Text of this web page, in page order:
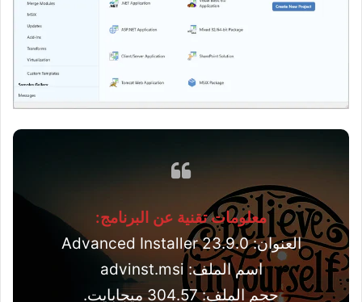
معلومات تقنية عن البرنامج:
العنوان: Advanced Installer 23.9.0
اسم الملف: advinst.msi
حجم الملف: 304.57 ميجابايت.